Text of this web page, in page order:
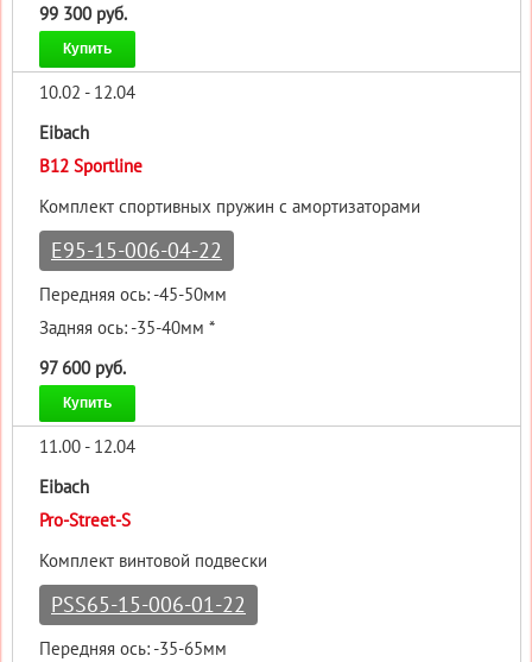
99 300 руб.
Купить
10.02 - 12.04
Eibach
B12 Sportline
Комплект спортивных пружин с амортизаторами
E95-15-006-04-22
Передняя ось: -45-50мм
Задняя ось: -35-40мм *
97 600 руб.
Купить
11.00 - 12.04
Eibach
Pro-Street-S
Комплект винтовой подвески
PSS65-15-006-01-22
Передняя ось: -35-65мм